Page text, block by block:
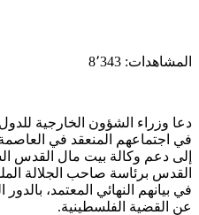
المشاهدات: 8٬343
دعا وزراء الشؤون الخارجية
إلى دعم وكالة بيت مال القدس
القدس برئاسة صاحب الجلالة
في بيانهم النهائي المعتمد،
عن القضية الفلسطينية.